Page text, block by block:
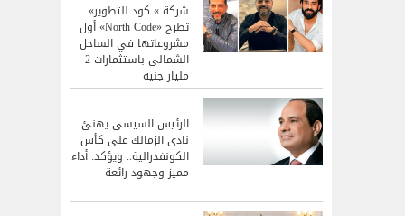
شركة » كود للتطوير»
تطرح «North Code» أول
مشروعاتها في الساحل
الشمالى باستثمارات 2
مليار جنيه
الرئيس السيسى يهنئ
نادى الزمالك على كأس
الكونفدرالية.. ويؤكد: أداء
مميز وجهود رائعة